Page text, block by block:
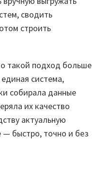
сводить
строить
такой подход больше
система,
собирала данные
их качество
актуальную
— быстро, точно и без